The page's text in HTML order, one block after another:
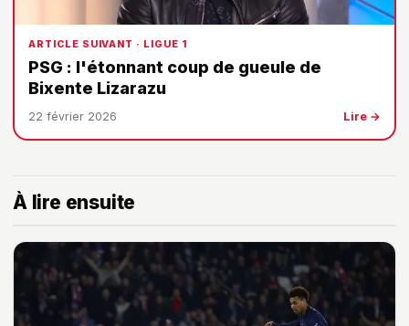
ARTICLE SUIVANT · LIGUE 1
PSG : l'étonnant coup de gueule de
Bixente Lizarazu
22 février 2026 Lire →
À lire ensuite